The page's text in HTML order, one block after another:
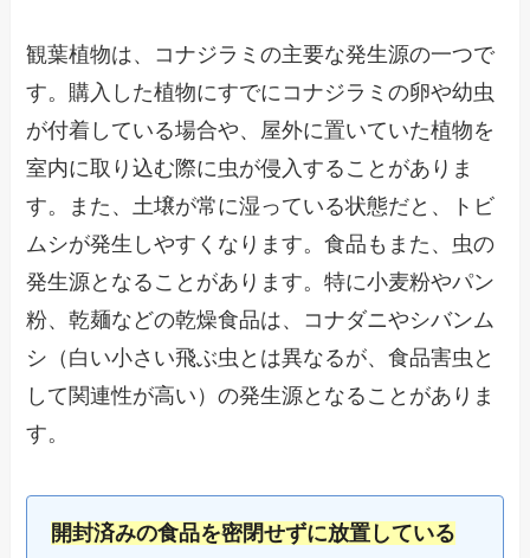
観葉植物は、コナジラミの主要な発生源の一つで
す。購入した植物にすでにコナジラミの卵や幼虫
が付着している場合や、屋外に置いていた植物を
室内に取り込む際に虫が侵入することがありま
す。また、土壌が常に湿っている状態だと、トビ
ムシが発生しやすくなります。食品もまた、虫の
発生源となることがあります。特に小麦粉やパン
粉、乾麺などの乾燥食品は、コナダニやシバンム
シ（白い小さい飛ぶ虫とは異なるが、食品害虫と
して関連性が高い）の発生源となることがありま
す。
開封済みの食品を密閉せずに放置している